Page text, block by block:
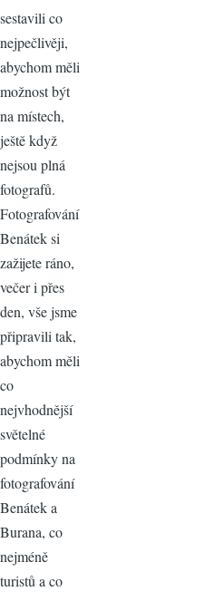
sestavili co
nejpečlivěji,
abychom měli
možnost být
na místech,
ještě když
nejsou plná
fotografů.
Fotografování
Benátek si
zažijete ráno,
večer i přes
den, vše jsme
připravili tak,
abychom měli
co
nejvhodnější
světelné
podmínky na
fotografování
Benátek a
Burana, co
nejméně
turistů a co